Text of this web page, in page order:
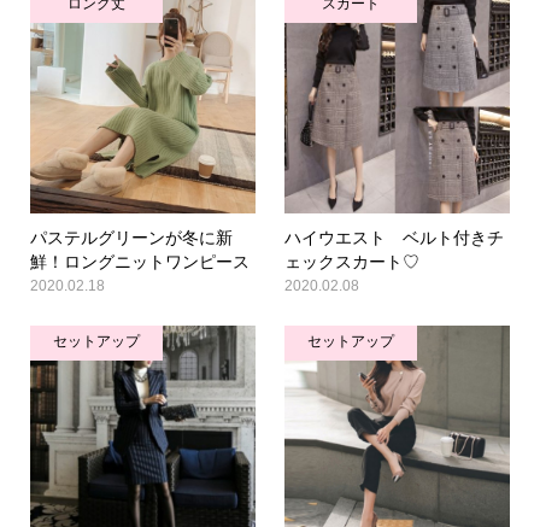
ロング丈
パステルグリーンが冬に新
鮮！ロングニットワンピース
2020.02.18
スカート
ハイウエスト ベルト付きチ
ェックスカート♡
2020.02.08
セットアップ セットアップ